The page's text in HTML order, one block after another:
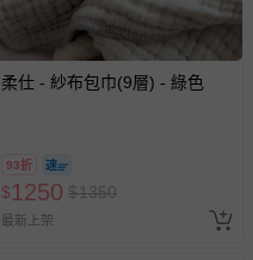
柔仕 - 紗布包巾(9層) - 綠色
93折
$1250 $1350
最新上架